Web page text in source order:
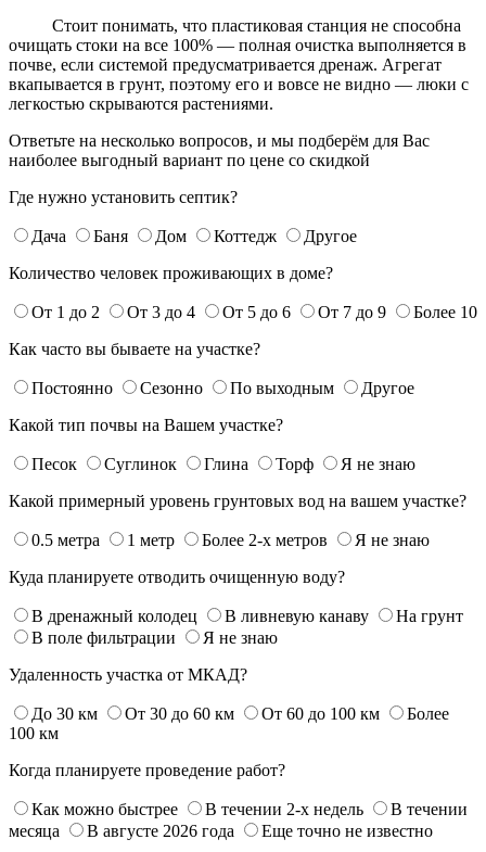
Стоит понимать, что пластиковая станция не способна
очищать стоки на все 100% — полная очистка выполняется в
почве, если системой предусматривается дренаж. Агрегат
вкапывается в грунт, поэтому его и вовсе не видно — люки с
легкостью скрываются растениями.
Ответьте на несколько вопросов, и мы подберём для Вас
наиболее выгодный вариант по цене со скидкой
Где нужно установить септик?
Дача Баня Дом Коттедж
Другое
Количество человек проживающих в доме?
От 1 до 2 От 3 до 4 От 5 до 6 От 7 до 9
Более 10
Как часто вы бываете на участке?
Постоянно Сезонно По выходным
Другое
Какой тип почвы на Вашем участке?
Песок Суглинок Глина Торф
Я не знаю
Какой примерный уровень грунтовых вод на вашем участке?
0.5 метра 1 метр Более 2-х метров
Я не знаю
Куда планируете отводить очищенную воду?
В дренажный колодец В ливневую канаву
На грунт
В поле фильтрации
Я не знаю
Удаленность участка от МКАД?
До 30 км От 30 до 60 км От 60 до 100 км
Более
100 км
Когда планируете проведение работ?
Как можно быстрее В течении 2-х недель
В течении
месяца
В августе 2026 года Еще точно не известно